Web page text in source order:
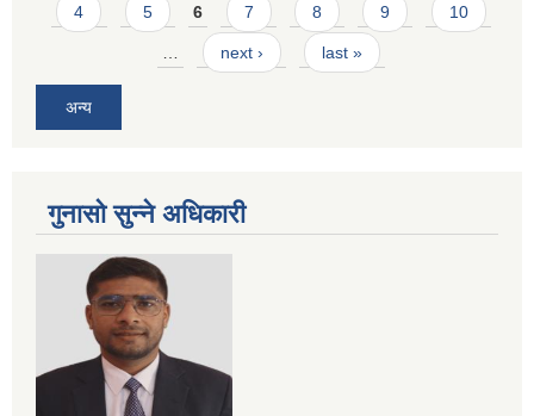
4 5 6 7 8 9 10
next › last »
अन्य
गुनासो सुन्ने अधिकारी